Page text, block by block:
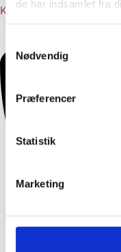
de har indsamlet fra
Nødvendig
Præferencer
Statistik
Marketing
Kontakt